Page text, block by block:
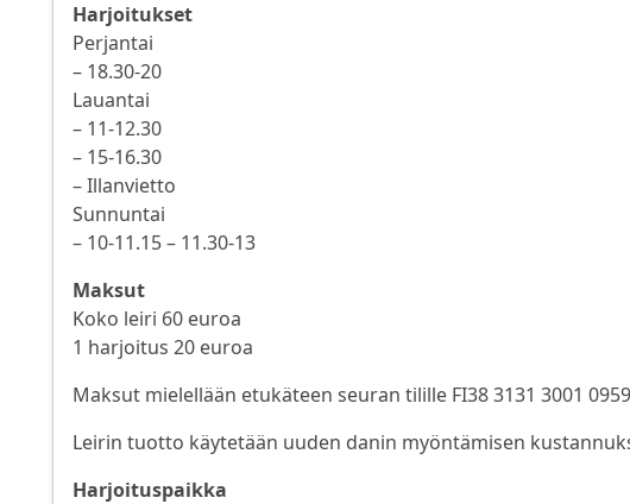
Harjoitukset
Perjantai
– 18.30-20
Lauantai
– 11-12.30
– 15-16.30
– Illanvietto
Sunnuntai
– 10-11.15 – 11.30-13
Maksut
Koko leiri 60 euroa
1 harjoitus 20 euroa
Maksut mielellään etukäteen seuran tilille FI38 3131 3001
Leirin tuotto käytetään uuden danin myöntämisen
Harjoituspaikka